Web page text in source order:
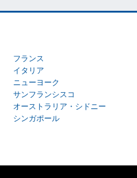
フランス
イタリア
ニューヨーク
サンフランシスコ
オーストラリア・シドニー
シンガポール